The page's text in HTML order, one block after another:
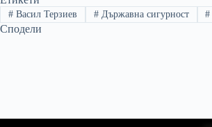
#Васил Терзиев #Държавна сигурност #
Сподели